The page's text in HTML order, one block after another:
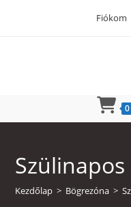
Fiókom
0
Kezdőlap > Bögrezóna >